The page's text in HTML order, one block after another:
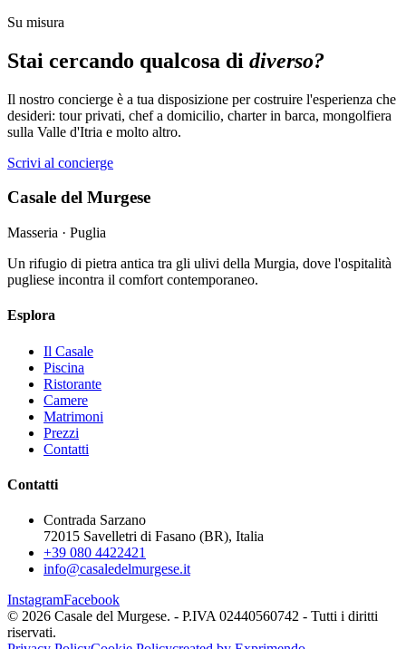
Su misura
Stai cercando qualcosa di diverso?
Il nostro concierge è a tua disposizione per costruire l'esperienza che
desideri: tour privati, chef a domicilio, charter in barca, mongolfiera
sulla Valle d'Itria e molto altro.
Scrivi al concierge
Casale del Murgese
Masseria · Puglia
Un rifugio di pietra antica tra gli ulivi della Murgia, dove l'ospitalità
pugliese incontra il comfort contemporaneo.
Esplora
Il Casale
Piscina
Ristorante
Camere
Matrimoni
Prezzi
Contatti
Contatti
Contrada Sarzano
72015 Savelletri di Fasano (BR), Italia
+39 080 4422421
info@casaledelmurgese.it
InstagramFacebook
© 2026 Casale del Murgese. - P.IVA 02440560742 - Tutti i diritti
riservati.